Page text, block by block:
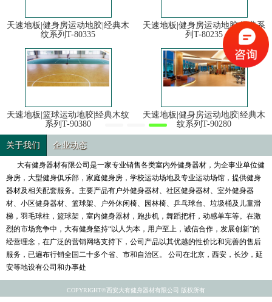
天速地板|健身房运动地胶|经典木
纹系列T-80335
天速地板|健身房运动地胶|经典系
列T-80235
天速地板|篮球运动地胶|经典木纹
系列T-90380
天速地板|健身房运动地胶|经典木
纹系列T-90280
关于我们 企业动态
大有健身器材有限公司是一家专业销售各类室内外健身器材，为企事业单位健
身房，大型健身俱乐部，家庭健身房，学校运动场地及专业运动场馆，提供健身
器材及相关配套服务。主要产品有户外健身器材、社区健身器材、室外健身器
材、小区健身器材、篮球架、户外休闲椅、园林椅、乒乓球台、垃圾桶及儿童滑
梯，羽毛球柱，篮球架，室内健身器材，跑步机，舞蹈把杆，动感单车等。在激
烈的市场竞争中，大有健身坚持“以人为本，用户至上，诚信合作，发展创新”的
经营理念，在广泛的营销网络支持下，公司产品以其优越的性价比和完善的售后
服务，已遍布行销全国二十多个省、市和自治区。 公司在北京，西安，长沙，延
安等地设有公司和办事处
COPYRIGHT©西安大有健身器材有限公司 版权所有